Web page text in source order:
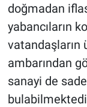
doğmadan
yabancıların
vatandaşların
ambarından
sanayi de